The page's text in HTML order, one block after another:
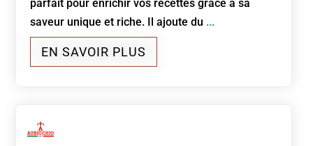
parfait pour enrichir vos recettes grâce à sa
saveur unique et riche. Il ajoute du ...
EN SAVOIR PLUS